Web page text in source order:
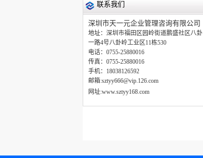
联系我们
深圳市天一元企业管理咨询有限公司
地址：深圳市福田区园岭街道鹏盛社区八卦
一路4号八卦岭工业区11栋530
电话：0755-25880016
传真：0755-25880016
手机：18038126592
邮箱:sztyy666@vip.126.com
网址:www.sztyy168.com